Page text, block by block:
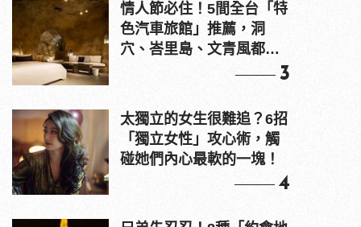
情人節必住！5間全台「特
色汽車旅館」推薦，洞
穴、峇里島、文青風都
3
太獨立的女生很難追？6招
「獨立女性」攻心術，觸
碰她們內心最軟的一塊！
4